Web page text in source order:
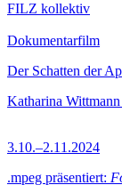
FILZ kollektiv
Dokumentarfilm
Der Schatten der
Katharina Wittmann
3.10.–2.11.2024
.mpeg präsentiert: